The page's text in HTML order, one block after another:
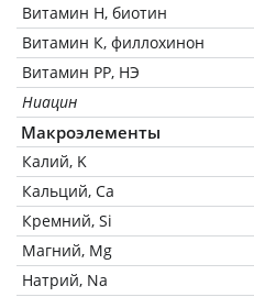
Витамин Н, биотин
Витамин К, филлохинон
Витамин РР, НЭ
Ниацин
Макроэлементы
Калий, K
Кальций, Ca
Кремний, Si
Магний, Mg
Натрий, Na